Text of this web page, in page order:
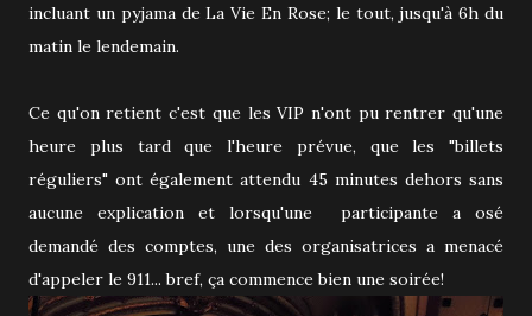
incluant un pyjama de La Vie En Rose; le tout, jusqu'à 6h du
matin le lendemain.
Ce qu'on retient c'est que les VIP n'ont pu rentrer qu'une
heure plus tard que l'heure prévue, que les "billets
réguliers" ont également attendu 45 minutes dehors sans
aucune explication et lorsqu'une participante a osé
demandé des comptes, une des organisatrices a menacé
d'appeler le 911... bref, ça commence bien une soirée!